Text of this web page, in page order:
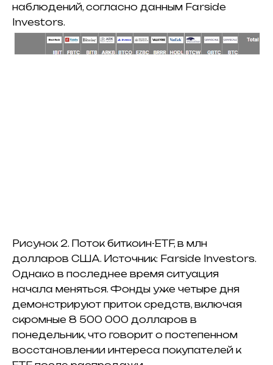
наблюдений, согласно данным Farside
Investors.
Рисунок 2. Поток биткоин-ETF, в млн
долларов США. Источник: Farside Investors.
Однако в последнее время ситуация
начала меняться. Фонды уже четыре дня
демонстрируют приток средств, включая
скромные 8 500 000 долларов в
понедельник, что говорит о постепенном
восстановлении интереса покупателей к